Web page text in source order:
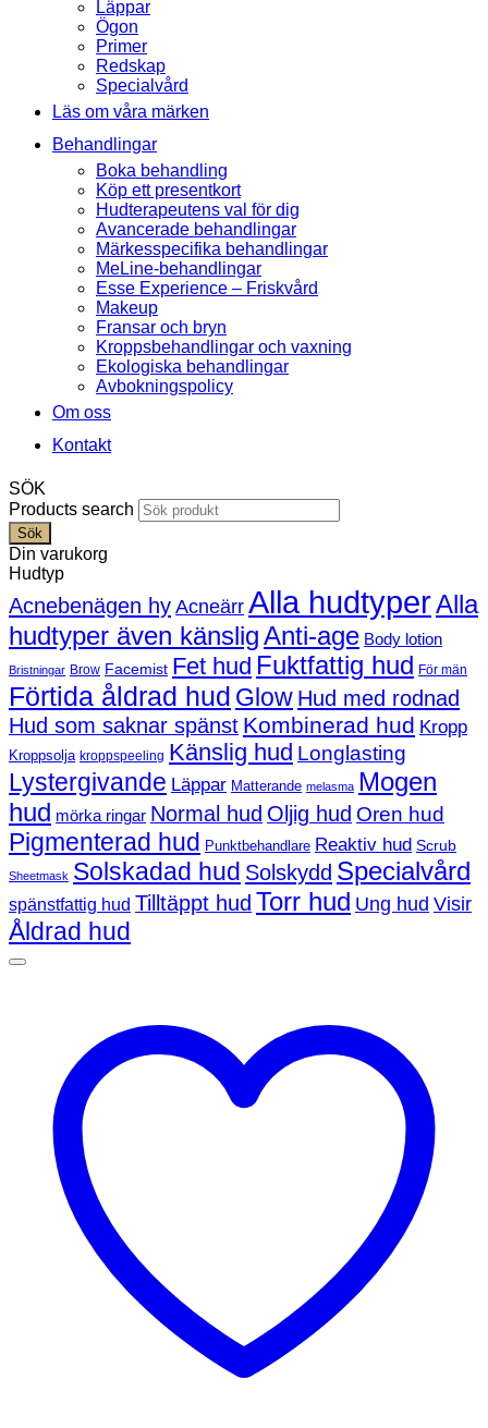
Läppar
Ögon
Primer
Redskap
Specialvård
Läs om våra märken
Behandlingar
Boka behandling
Köp ett presentkort
Hudterapeutens val för dig
Avancerade behandlingar
Märkesspecifika behandlingar
MeLine-behandlingar
Esse Experience – Friskvård
Makeup
Fransar och bryn
Kroppsbehandlingar och vaxning
Ekologiska behandlingar
Avbokningspolicy
Om oss
Kontakt
SÖK
Products search
Sök
Din varukorg
Hudtyp
Acnebenägen hy Acneärr Alla hudtyperAlla
hudtyper även känsligAnti-age Body lotion
Bristningar Brow Facemist Fet hud Fuktfattig hud För män
Förtida åldrad hud Glow Hud med rodnad
Hud som saknar spänst Kombinerad hud Kropp
Kroppsolja kroppspeeling Känslig hud Longlasting
Lystergivande Läppar Matterande melasma Mogen
hud mörka ringar Normal hud Oljig hud Oren hud
Pigmenterad hud Punktbehandlare Reaktiv hud Scrub
Sheetmask Solskadad hud Solskydd Specialvård
spänstfattig hud Tilltäppt hud Torr hud Ung hud Visir
Åldrad hud